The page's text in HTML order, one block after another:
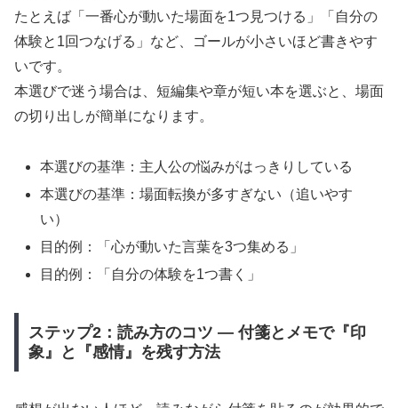
たとえば「一番心が動いた場面を1つ見つける」「自分の
体験と1回つなげる」など、ゴールが小さいほど書きやす
いです。
本選びで迷う場合は、短編集や章が短い本を選ぶと、場面
の切り出しが簡単になります。
本選びの基準：主人公の悩みがはっきりしている
本選びの基準：場面転換が多すぎない（追いやす
い）
目的例：「心が動いた言葉を3つ集める」
目的例：「自分の体験を1つ書く」
ステップ2：読み方のコツ — 付箋とメモで『印
象』と『感情』を残す方法